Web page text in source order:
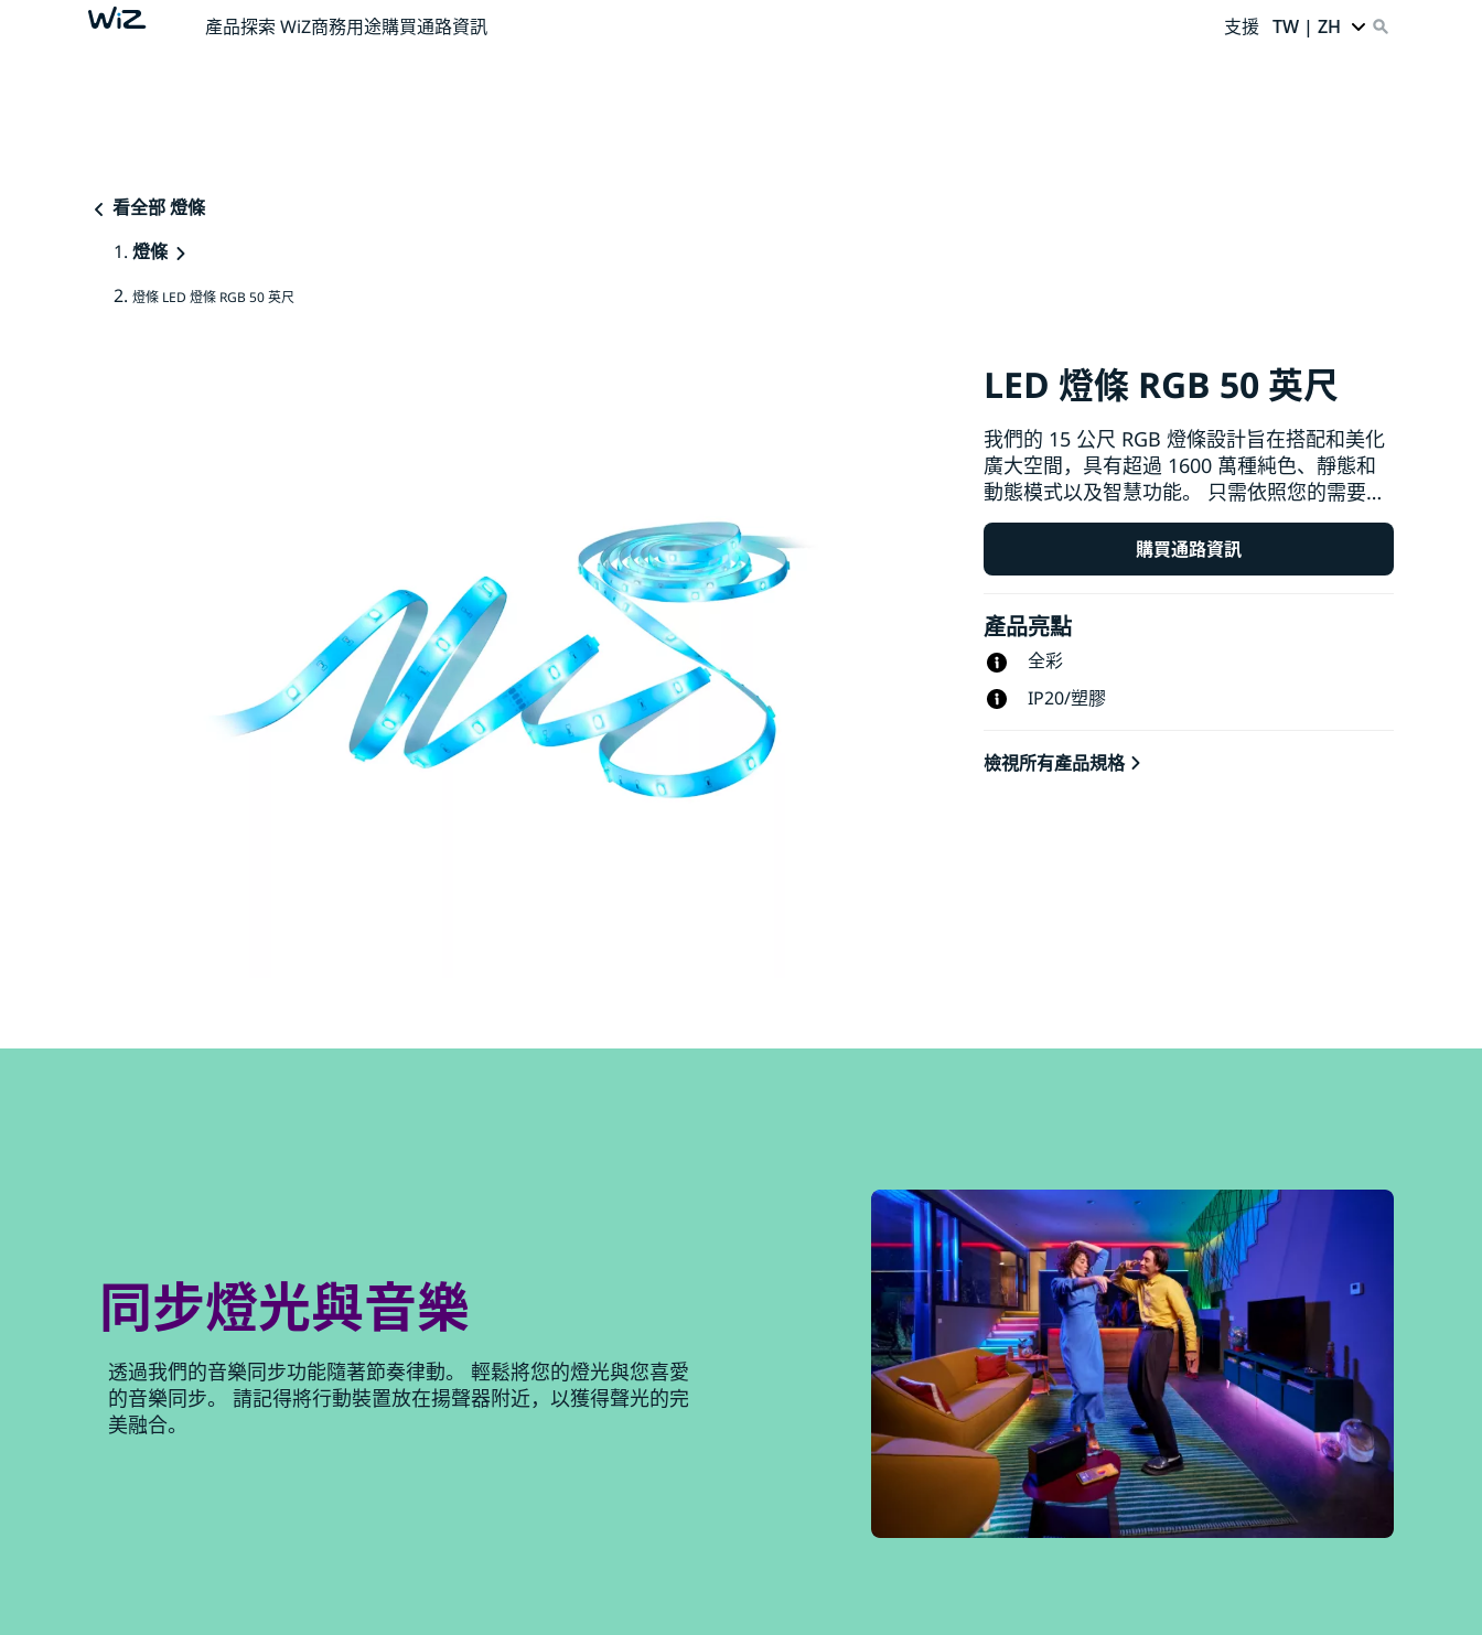
產品探索 WiZ商務用途購買通路資訊 支援 TW | ZH
看全部 燈條
燈條
燈條 LED 燈條 RGB 50 英尺
LED 燈條 RGB 50 英尺
我們的 15 公尺 RGB 燈條設計旨在搭配和美化
廣大空間，具有超過 1600 萬種純色、靜態和
動態模式以及智慧功能。 只需依照您的需要切
割，使用非破壞性的黏合劑將它們放置在任何
表面上，並使用直覺式 WiZ 應用程式透過現有
的 Wi-Fi 控制它們。 靜態和動態燈光模式、智
使您不在家時也是如此。 可搭配 Google
Home、Amazon Alexa 和 Apple HomeKit 使
用，實現極致易用性。
購買通路資訊
產品亮點
全彩
IP20/塑膠
檢視所有產品規格
同步燈光與音樂
透過我們的音樂同步功能隨著節奏律動。 輕鬆將您的燈光與您喜愛
的音樂同步。 請記得將行動裝置放在揚聲器附近，以獲得聲光的完
美融合。